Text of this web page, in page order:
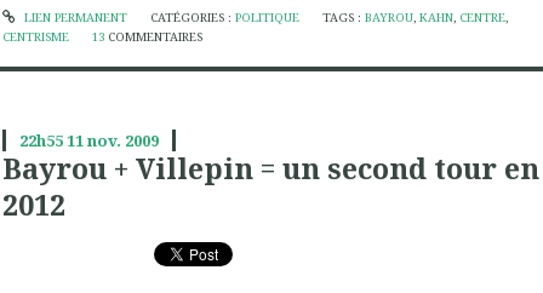
LIEN PERMANENT CATÉGORIES : POLITIQUE TAGS :BAYROU,KAHN, CENTRE,
CENTRISME
13 COMMENTAIRES
22h5511nov. 2009
Bayrou + Villepin = un second tour en
2012